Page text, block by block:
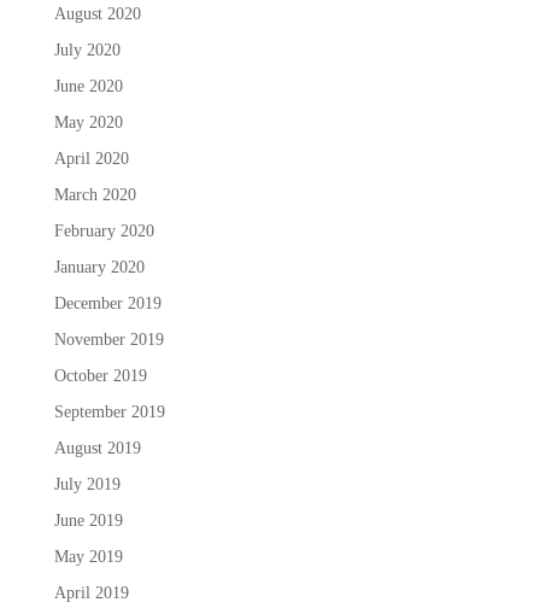
August 2020
July 2020
June 2020
May 2020
April 2020
March 2020
February 2020
January 2020
December 2019
November 2019
October 2019
September 2019
August 2019
July 2019
June 2019
May 2019
April 2019